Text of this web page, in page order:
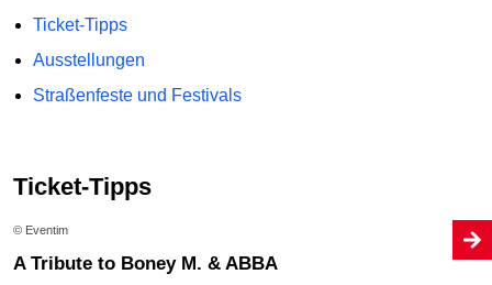
Ticket-Tipps
Ausstellungen
Straßenfeste und Festivals
Ticket-Tipps
© Eventim
A Tribute to Boney M. & ABBA